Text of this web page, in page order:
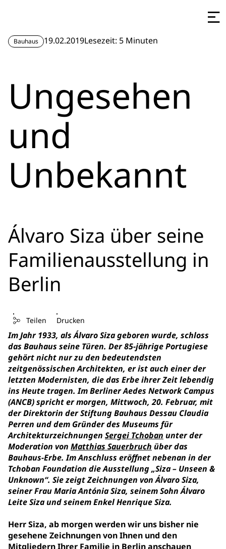
Bauhaus 19.02.2019Lesezeit: 5 Minuten
Ungesehen
und
Unbekannt
Álvaro Siza über seine
Familienausstellung in
Berlin
Teilen Drucken
Im Jahr 1933, als Álvaro Siza geboren wurde, schloss
das Bauhaus seine Türen. Der 85-jährige Portugiese
gehört nicht nur zu den bedeutendsten
zeitgenössischen Architekten, er ist auch einer der
letzten Modernisten, die das Erbe ihrer Zeit lebendig
ins Heute tragen. Im Berliner Aedes Network Campus
(ANCB) spricht ermorgen, Mittwoch, 20. Februar, mit
der Direktorin der Stiftung Bauhaus Dessau Claudia
Perren und dem Gründer des Museums für
Architekturzeichnungen Sergei Tchoban unter der
Moderation von Matthias Sauerbruch über das
Bauhaus-Erbe. Im Anschluss eröffnet nebenan in der
Tchoban Foundation die Ausstellung „Siza – Unseen &
Unknown“. Sie zeigt Zeichnungen von Álvaro Siza,
seiner FrauMaria Antónia Siza, seinem SohnÁlvaro
Leite Siza und seinem EnkelHenrique Siza.
Herr Siza, ab morgen werden wir uns bisher nie
gesehene Zeichnungen von Ihnen und den
Mitgliedern Ihrer Familie in Berlin anschauen